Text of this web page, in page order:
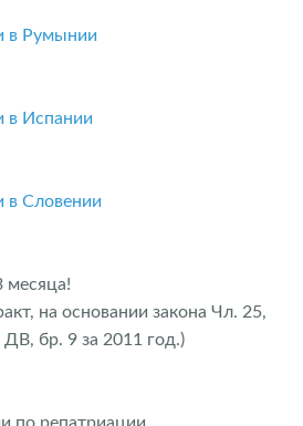
в Румынии
в Испании
в Словении
месяца!
на основании закона Чл. 25,
бр. 9 за 2011 год.)